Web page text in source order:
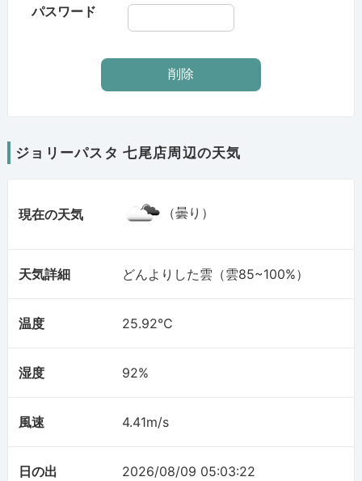
パスワード
ジョリーパスタ 七尾店周辺の天気
現在の天気 （曇り）
天気詳細 どんよりした雲（雲85~100%）
温度 25.92℃
湿度 92%
風速 4.41m/s
日の出 2026/08/09 05:03:22